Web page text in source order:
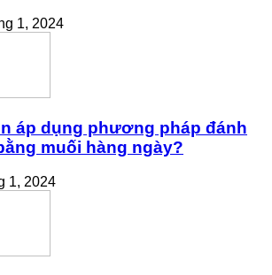
1, 2024
áp dụng phương pháp đánh
muối hàng ngày?
1, 2024